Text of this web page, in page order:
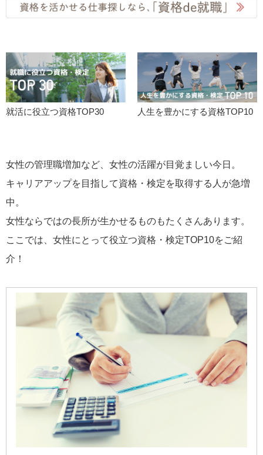
就活に役立つ資格TOP30 人生を豊かにする資格TOP10
女性の管理職増加など、女性の活躍が目覚ましい今日。
キャリアアップを目指して資格・検定を取得する人が急増
中。
女性ならではの長所が生かせるものもたくさんあります。
ここでは、女性にとって役立つ資格・検定TOP10をご紹
介！